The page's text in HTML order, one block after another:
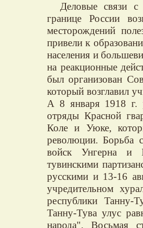
Деловые связи с
границе России
месторождений
привели к
населения и
на реакционные
был организован
который возглавил
А 8 января 1918 г.
отряды Красной
Коле и Уюке,
революции. Борьба
войск Унгерна и
тувинскими
русскими и 13-16
учредительном
республики Танну-
Танну-Тува улус
народа". Восьмая